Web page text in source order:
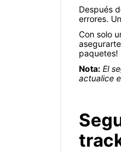
Después
errores.
Con solo
paquetes!
Nota: El
actualice